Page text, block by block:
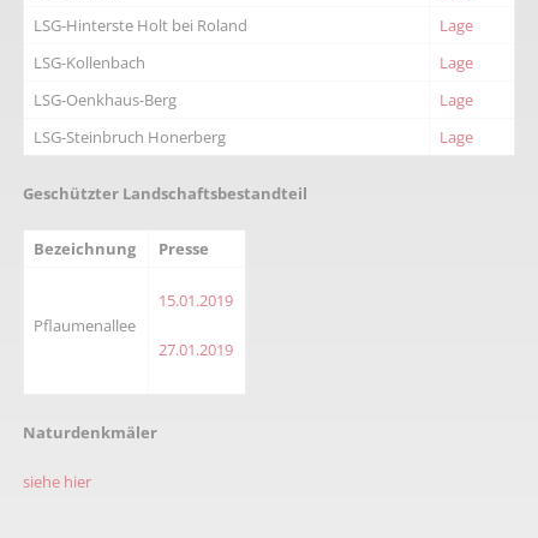
LSG-Hinterste Holt bei Roland
Lage
LSG-Kollenbach
Lage
LSG-Oenkhaus-Berg
Lage
LSG-Steinbruch Honerberg
Lage
Geschützter Landschaftsbestandteil
Bezeichnung Presse
Pflaumenallee
15.01.2019
27.01.2019
Naturdenkmäler
siehe hier